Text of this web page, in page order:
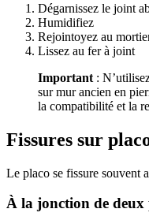
Dégarnissez le joint
Humidifiez
Rejointoyez au
Lissez au fer à joint
Important :
sur mur ancien en
la compatibilité et la
Fissures sur
Le placo se fissure souvent
À la jonction de deux